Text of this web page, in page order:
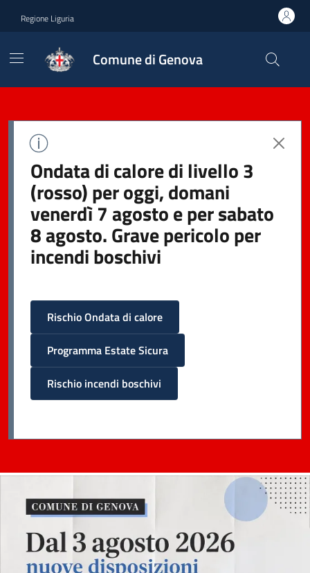
Regione Liguria
Comune di Genova
Ondata di calore di livello 3
(rosso) per oggi, domani
venerdì 7 agosto e per sabato
8 agosto. Grave pericolo per
incendi boschivi
Rischio Ondata di calore
Programma Estate Sicura
Rischio incendi boschivi